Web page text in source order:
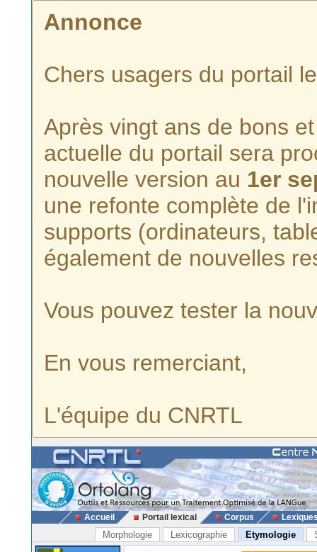
Annonce
Chers usagers du portail
Après vingt ans de bons
actuelle du portail sera
nouvelle version au 1er
une refonte complète de
supports (ordinateurs,
également de nouvelles
Vous pouvez tester la
En vous remerciant,
L'équipe du CNRTL
Accueil Portail lexical Corpus
Morphologie Lexicographie Etymologie